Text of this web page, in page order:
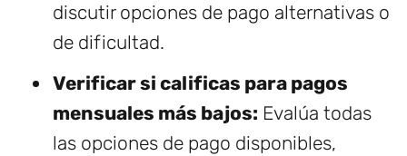
discutir opciones de pago alternativas o
de dificultad.
Verificar si calificas para pagos
mensuales más bajos: Evalúa todas
las opciones de pago disponibles,